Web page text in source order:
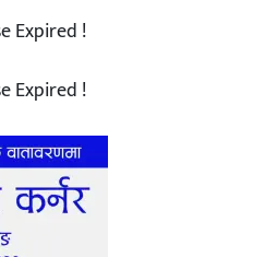
Expired !
Expired !